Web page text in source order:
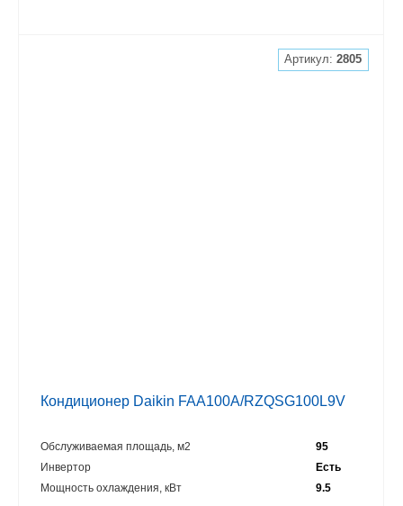
Артикул:2805
Кондиционер Daikin FAA100A/RZQSG100L9V
Обслуживаемая площадь, м2
95
Инвертор
Есть
Мощность охлаждения, кВт
9.5